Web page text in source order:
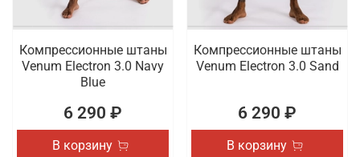
Компрессионные штаны
Venum Electron 3.0 Navy
Blue
6 290 ₽
В корзину
Компрессионные штаны
Venum Electron 3.0 Sand
6 290 ₽
В корзину